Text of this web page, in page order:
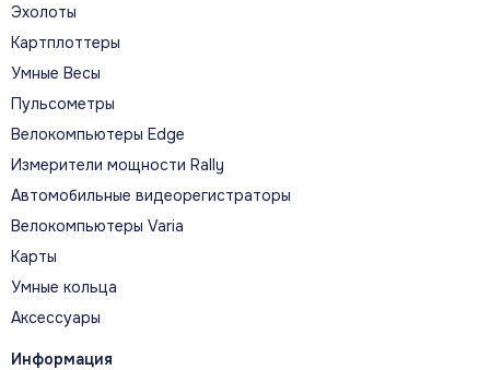
Эхолоты
Картплоттеры
Умные Весы
Пульсометры
Велокомпьютеры Edge
Измерители мощности Rally
Автомобильные видеорегистраторы
Велокомпьютеры Varia
Карты
Умные кольца
Аксессуары
Информация